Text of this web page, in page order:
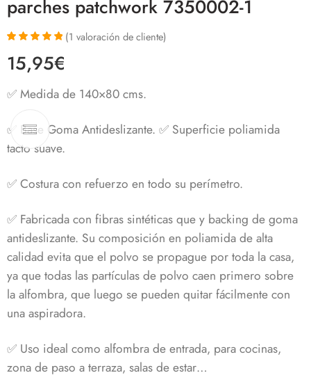
parches patchwork 7350002-1
5.00de 5 en
base a
un cliente
(1 valoración de cliente)
15,95€
✅ Medida de 140×80 cms.
✅ Base Goma Antideslizante. ✅ Superficie poliamida
tacto suave.
✅Costura con refuerzo en todo su perímetro.
✅ Fabricada con fibras sintéticas que y backing de goma
antideslizante. Su composición en poliamida de alta
calidad evita que el polvo se propague por toda la casa,
ya que todas las partículas de polvo caen primero sobre
la alfombra, que luego se pueden quitar fácilmente con
una aspiradora.
✅ Uso ideal como alfombra de entrada, para cocinas,
zona de paso a terraza, salas de estar…